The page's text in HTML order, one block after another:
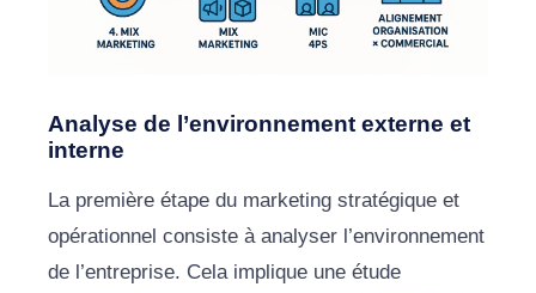
Analyse de l’environnement externe et
interne
La première étape du marketing stratégique et
opérationnel consiste à analyser l’environnement
de l’entreprise. Cela implique une étude